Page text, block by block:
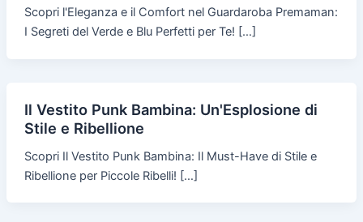
Scopri l'Eleganza e il Comfort nel Guardaroba Premaman:
I Segreti del Verde e Blu Perfetti per Te! […]
Il Vestito Punk Bambina: Un'Esplosione di
Stile e Ribellione
Scopri Il Vestito Punk Bambina: Il Must-Have di Stile e
Ribellione per Piccole Ribelli! […]